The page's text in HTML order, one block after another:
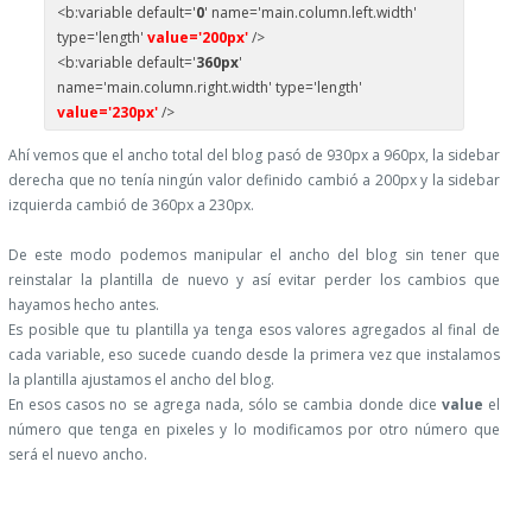
<b:variable default='0' name='main.column.left.width'
type='length' value='200px'/>
<b:variable default='360px'
name='main.column.right.width' type='length'
value='230px'/>
Ahí vemos que el ancho total del blog pasó de 930px a 960px, la sidebar
derecha que no tenía ningún valor definido cambió a 200px y la sidebar
izquierda cambió de 360px a 230px.
De este modo podemos manipular el ancho del blog sin tener que
reinstalar la plantilla de nuevo y así evitar perder los cambios que
hayamos hecho antes.
Es posible que tu plantilla ya tenga esos valores agregados al final de
cada variable, eso sucede cuando desde la primera vez que instalamos
la plantilla ajustamos el ancho del blog.
En esos casos no se agrega nada, sólo se cambia donde dice value el
número que tenga en pixeles y lo modificamos por otro número que
será el nuevo ancho.